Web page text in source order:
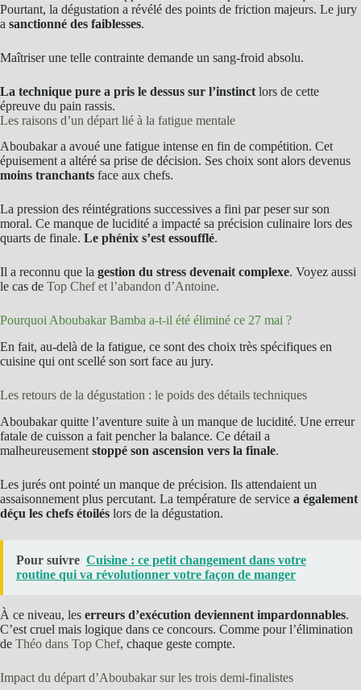
Pourtant, la dégustation a révélé des points de friction majeurs. Le jury
a sanctionné des faiblesses.
Maîtriser une telle contrainte demande un sang-froid absolu.
La technique pure a pris le dessus sur l’instinct lors de cette
épreuve du pain rassis.
Les raisons d’un départ lié à la fatigue mentale
Aboubakar a avoué une fatigue intense en fin de compétition. Cet
épuisement a altéré sa prise de décision. Ses choix sont alors devenus
moins tranchants face aux chefs.
La pression des réintégrations successives a fini par peser sur son
moral. Ce manque de lucidité a impacté sa précision culinaire lors des
quarts de finale. Le phénix s’est essoufflé.
Il a reconnu que la gestion du stress devenait complexe. Voyez aussi
le cas de Top Chef et l’abandon d’Antoine.
Pourquoi Aboubakar Bamba a-t-il été éliminé ce 27 mai ?
En fait, au-delà de la fatigue, ce sont des choix très spécifiques en
cuisine qui ont scellé son sort face au jury.
Les retours de la dégustation : le poids des détails techniques
Aboubakar quitte l’aventure suite à un manque de lucidité. Une erreur
fatale de cuisson a fait pencher la balance. Ce détail a
malheureusement stoppé son ascension vers la finale.
Les jurés ont pointé un manque de précision. Ils attendaient un
assaisonnement plus percutant. La température de service a également
déçu les chefs étoilés lors de la dégustation.
Pour suivre Cuisine : ce petit changement dans votre
routine qui va révolutionner votre façon de manger
À ce niveau, les erreurs d’exécution deviennent impardonnables.
C’est cruel mais logique dans ce concours. Comme pour l’élimination
de Théo dans Top Chef, chaque geste compte.
Impact du départ d’Aboubakar sur les trois demi-finalistes